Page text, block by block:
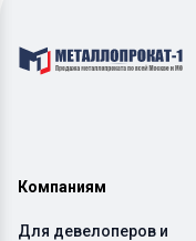
Компаниям
Для девелоперов и